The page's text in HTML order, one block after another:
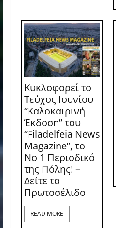
Κυκλοφορεί το
Τεύχος Ιουνίου
“Καλοκαιρινή
Έκδοση” του
“Filadelfeia News
Magazine”, το
Νο 1 Περιοδικό
της Πόλης! –
Δείτε το
Πρωτοσέλιδο
READ MORE